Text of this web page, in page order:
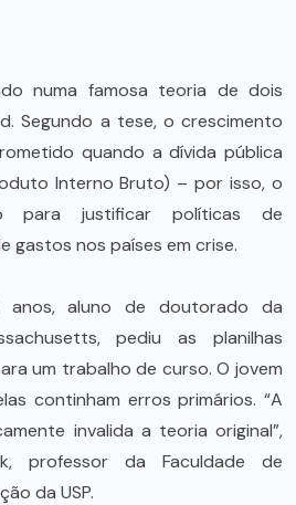
numa famosa teoria de dois
Segundo a tese, o crescimento
quando a dívida pública
Interno Bruto) – por isso, o
para justificar políticas de
gastos nos países em crise.
anos, aluno de doutorado da
pediu as planilhas
um trabalho de curso. O jovem
continham erros primários. “A
invalida a teoria original”,
professor da Faculdade de
da USP.